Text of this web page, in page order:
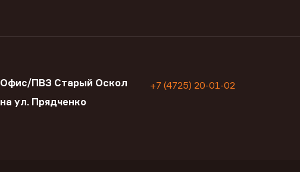
Офис/ПВЗ Старый Оскол
на ул. Прядченко
+7 (4725) 20-01-02